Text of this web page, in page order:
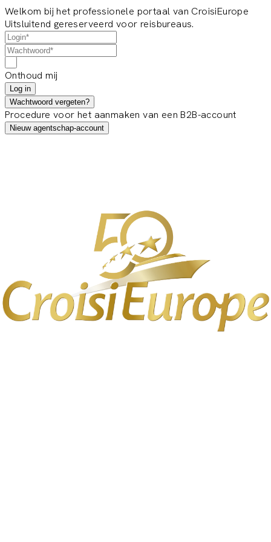
Welkom bij het professionele portaal van CroisiEurope
Uitsluitend gereserveerd voor reisbureaus.
Onthoud mij
Log in
Wachtwoord vergeten?
Procedure voor het aanmaken van een B2B-account
Nieuw agentschap-account